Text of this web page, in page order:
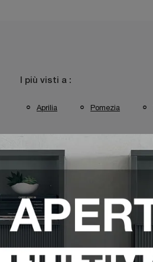
I più visti a :
Aprilia Pomezia
Poltrone Target Point Terracina